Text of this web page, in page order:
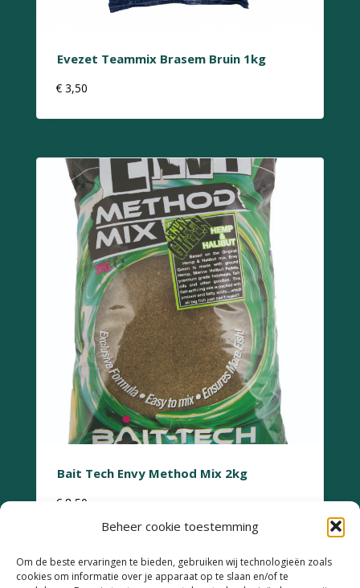
Beheer cookie toestemming
Om de beste ervaringen te bieden, gebruiken wij technologieën zoals
cookies om informatie over je apparaat op te slaan en/of te
Evezet Teammix Brasem Bruin 1kg
€ 3,50
Bait Tech Envy Method Mix 2kg
€ 8,50